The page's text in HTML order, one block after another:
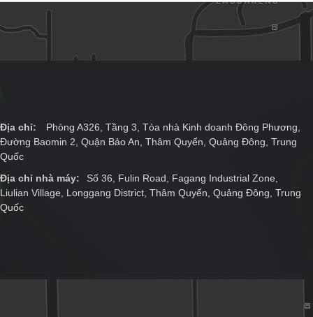
Địa chỉ:
Phòng A326, Tầng 3, Tòa nhà Kinh doanh Đông Phương,
Đường Baomin 2, Quận Bảo An, Thâm Quyến, Quảng Đông, Trung
Quốc
Địa chỉ nhà máy:
Số 36, Fulin Road, Fagang Industrial Zone,
Liulian Village, Longgang District, Thâm Quyến, Quảng Đông, Trung
Quốc